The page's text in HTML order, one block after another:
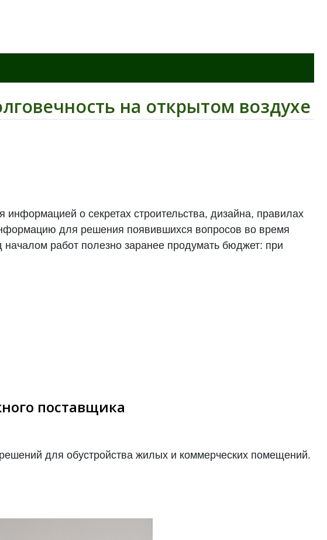
на открытом воздухе
о секретах строительства, дизайна, правилах
для решения появившихся вопросов во время
работ полезно заранее продумать бюджет: при
поставщика
для обустройства жилых и коммерческих помещений.